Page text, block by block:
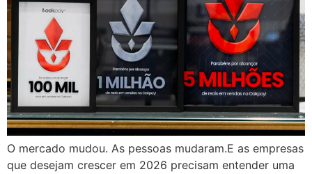
O mercado mudou. As pessoas mudaram.E as empresas
que desejam crescer em 2026 precisam entender uma